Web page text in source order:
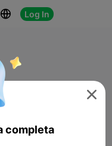
 Log In

completa